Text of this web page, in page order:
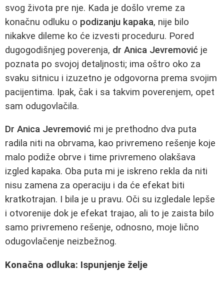
svog života pre nje. Kada je došlo vreme za
konačnu odluku o podizanju kapaka, nije bilo
nikakve dileme ko će izvesti proceduru. Pored
dugogodišnjeg poverenja, dr Anica Jevremović je
poznata po svojoj detaljnosti; ima oštro oko za
svaku sitnicu i izuzetno je odgovorna prema svojim
pacijentima. Ipak, čak i sa takvim poverenjem, opet
sam odugovlačila.
Dr Anica Jevremović mi je prethodno dva puta
radila niti na obrvama, kao privremeno rešenje koje
malo podiže obrve i time privremeno olakšava
izgled kapaka. Oba puta mi je iskreno rekla da niti
nisu zamena za operaciju i da će efekat biti
kratkotrajan. I bila je u pravu. Oči su izgledale lepše
i otvorenije dok je efekat trajao, ali to je zaista bilo
samo privremeno rešenje, odnosno, moje lično
odugovlačenje neizbežnog.
Konačna odluka: Ispunjenje želje